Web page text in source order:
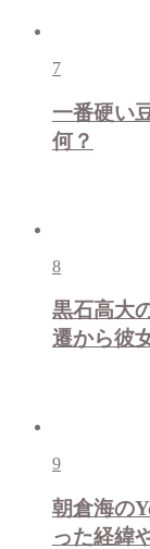
7
一番硬い
何？
8
黒石高大
遷から彼
9
朝倉海の
った経緯